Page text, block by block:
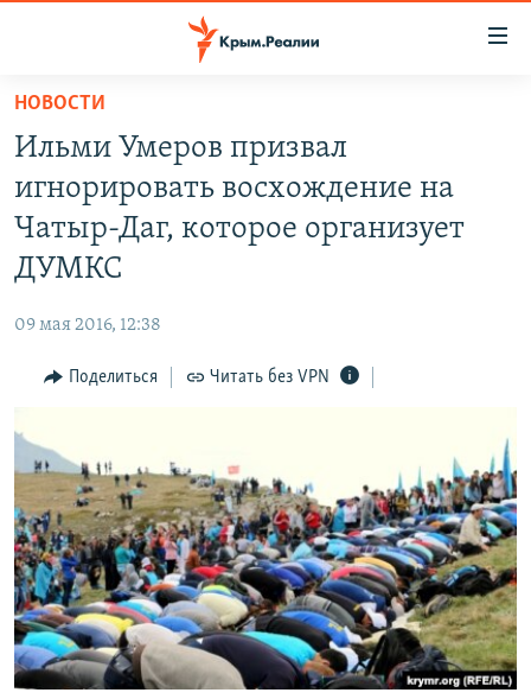
Вернуться
основному
содержанию
Вернутся
главной
Вернутся
поиску
КАРТА ВОЕННЫХ ОБЪЕКТОВ КРЫМА
ВОДА
ИСТОРИЯ
ИНФОГРАФИКА
СОВЕТЫ ПРАВОЗАЩИТНИКОВ
ПРОПАВШИЕ БЕЗ ВЕСТИ
ПОБЕДИТЕЛЕЙ НЕ СУДЯТ?
КРЫМ.НЕПОКОРЕННЫЙ
ELIFBE
УКРАИНСКАЯ ПРОБЛЕМА КРЫМА
РАДІО СВОБОДА
КАК ОБОЙТИ БЛОКИРОВКУ
Українською
Qırımtatar
ПРИСОЕДИНЯЙТЕСЬ!
НОВОСТИ
Ильми Умеров призвал
игнорировать восхождение на
Чатыр-Даг, которое организует
ДУМКС
09 мая 2016, 12:38
Поделиться Читать без VPN